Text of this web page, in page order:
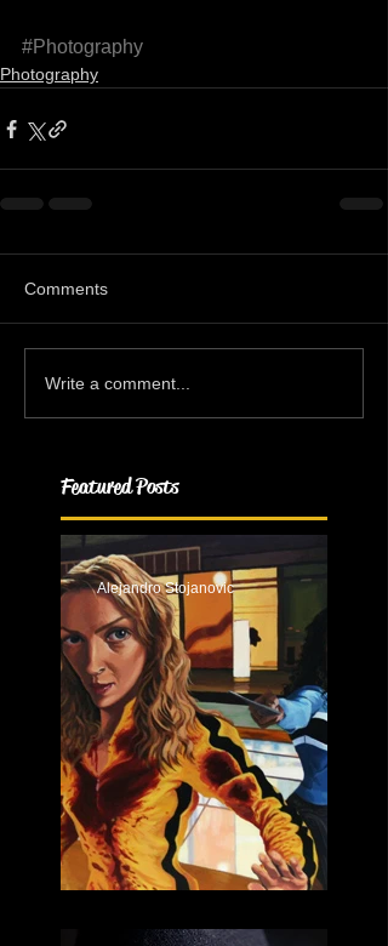
#Photography
Photography
Comments
Write a comment...
Featured Posts
Alejandro Stojanovic